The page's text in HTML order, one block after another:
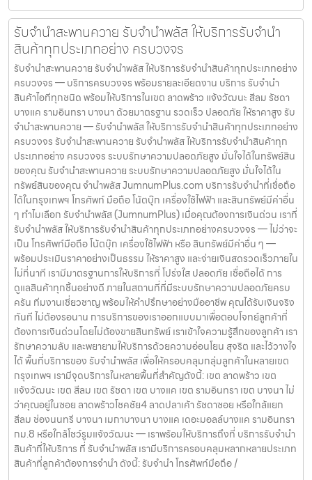
รับจำนำสะพานควาย รับจำนำพลัส ให้บริการรับจำนำ
สินค้าทุกประเภทอย่าง ครบวงจร
รับจำนำสะพานควาย รับจำนำพลัส ให้บริการรับจำนำสินค้าทุกประเภทอย่าง
ครบวงจร — บริการครบวงจร พร้อมรายละเอียดงาน บริการ รับจำนำ
สินค้าไอทีทุกชนิด พร้อมให้บริการในเขต ลาดพร้าว แจ้งวัฒนะ สีลม รัชดา
บางแค รามอินทรา บางนา ด้วยมาตรฐาน รวดเร็ว ปลอดภัย ให้ราคาสูง รับ
จำนำสะพานควาย — รับจำนำพลัส ให้บริการรับจำนำสินค้าทุกประเภทอย่าง
ครบวงจร รับจำนำสะพานควาย รับจำนำพลัส ให้บริการรับจำนำสินค้าทุก
ประเภทอย่าง ครบวงจร ระบบรักษาความปลอดภัยสูง มั่นใจได้ในทรัพย์สิน
ของคุณ รับจำนำสะพานควาย ระบบรักษาความปลอดภัยสูง มั่นใจได้ใน
ทรัพย์สินของคุณ จำนำพลัส JumnumPlus.com บริการรับจำนำที่เชื่อถือ
ได้ในกรุงเทพฯ โทรศัพท์ มือถือ โน้ตบุ๊ก เครื่องใช้ไฟฟ้า และสินทรัพย์มีค่าอื่น
ๆ ทำไมเลือก รับจำนำพลัส (JumnumPlus) เมื่อคุณต้องการเงินด่วน เราที่
รับจำนำพลัส ให้บริการรับจำนำสินค้าทุกประเภทอย่างครบวงจร — ไม่ว่าจะ
เป็น โทรศัพท์มือถือ โน้ตบุ๊ก เครื่องใช้ไฟฟ้า หรือ สินทรัพย์มีค่าอื่น ๆ —
พร้อมประเมินราคาอย่างเป็นธรรม ให้ราคาสูง และจ่ายเงินสดรวดเร็วภายใน
ไม่กี่นาที เรามีมาตรฐานการให้บริการที่ โปร่งใส ปลอดภัย เชื่อถือได้ การ
ดูแลสินค้าทุกชิ้นอย่างดี ภายในสถานที่ที่มีระบบรักษาความปลอดภัยครบ
ครัน ทีมงานเชี่ยวชาญ พร้อมให้คำปรึกษาอย่างมืออาชีพ คุณได้รับเงินจริง
ทันที ไม่ต้องรอนาน การบริการของเราออกแบบมาเพื่อตอบโจทย์ลูกค้าที่
ต้องการเงินด่วนโดยไม่ต้องขายสินทรัพย์ เราเข้าใจความรู้สึกของลูกค้า เรา
รักษาความลับ และพยายามให้บริการด้วยความอ่อนโยน สุจริต และไว้วางใจ
ได้ พื้นที่บริการของ รับจำนำพลัส เพื่อให้ครอบคลุมกลุ่มลูกค้าในหลายเขต
กรุงเทพฯ เรามีจุดบริการในหลายพื้นที่สำคัญดังนี้: เขต ลาดพร้าว เขต
แจ้งวัฒนะ เขต สีลม เขต รัชดา เขต บางแค เขต รามอินทรา เขต บางนา ไม่
ว่าคุณอยู่ในซอย ลาดพร้าวโชคชัย4 ลาดปลาเค้า รัชดาซอย หรือใกล้แยก
สีลม ช่องนนทรี บางนา เมกาบางนา บางแค เดอะมอลล์บางแค รามอินทรา
กม.8 หรือใกล้โชว์รูมแจ้งวัฒนะ — เราพร้อมให้บริการถึงที่ บริการรับจำนำ
สินค้าที่ให้บริการ ที่ รับจำนำพลัส เรามีบริการครอบคลุมหลากหลายประเภท
สินค้าที่ลูกค้าต้องการจำนำ ดังนี้: รับจำนำ โทรศัพท์มือถือ /